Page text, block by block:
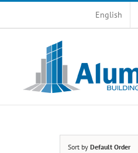
English
Sort by Default Order